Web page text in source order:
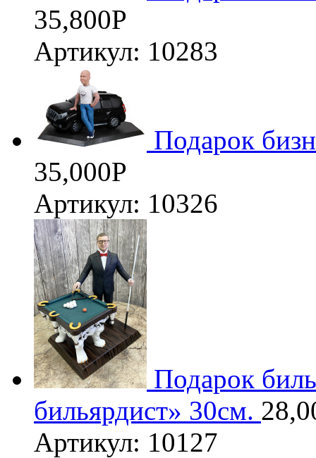
35,800Р
Артикул: 10283
Подарок
35,000Р
Артикул: 10326
Подарок
бильярдист» 30см.
Артикул: 10127